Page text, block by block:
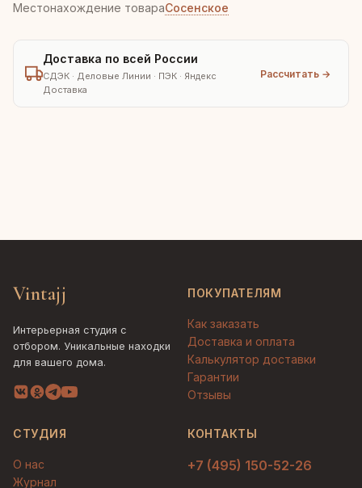
Местонахождение товараСосенское
Доставка по всей России
СДЭК · Деловые Линии · ПЭК · Яндекс
Доставка
Рассчитать →
Vintajj
Интерьерная студия с
отбором. Уникальные находки
для вашего дома.
ПОКУПАТЕЛЯМ
Как заказать
Доставка и оплата
Калькулятор доставки
Гарантии
Отзывы
СТУДИЯ
О нас
Журнал
КОНТАКТЫ
+7 (495) 150-52-26